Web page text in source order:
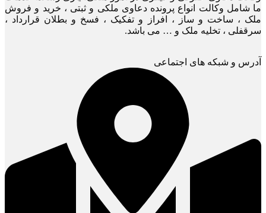
ما شامل وکالت انواع پرونده دعاوی ملکی و ثبتی ، خرید و فروش
ملک ، ساخت و ساز ، افراز و تفکیک ، فسخ و بطلان قرارداد ،
سرقفلی ، تخلیه ملک و … می باشد.
آدرس و شبکه های اجتماعی